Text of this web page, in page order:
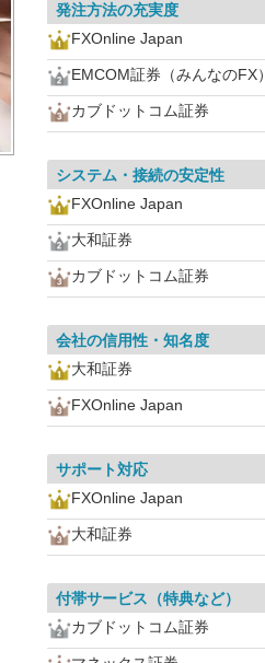
発注方法の充実度
FXOnline Japan
EMCOM証券（みんなのFX）
カブドットコム証券
システム・接続の安定性
FXOnline Japan
大和証券
カブドットコム証券
会社の信用性・知名度
大和証券
FXOnline Japan
サポート対応
FXOnline Japan
大和証券
付帯サービス（特典など）
カブドットコム証券